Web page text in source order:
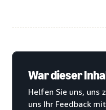
War dieser
Helfen Sie uns, uns
uns Ihr Feedback